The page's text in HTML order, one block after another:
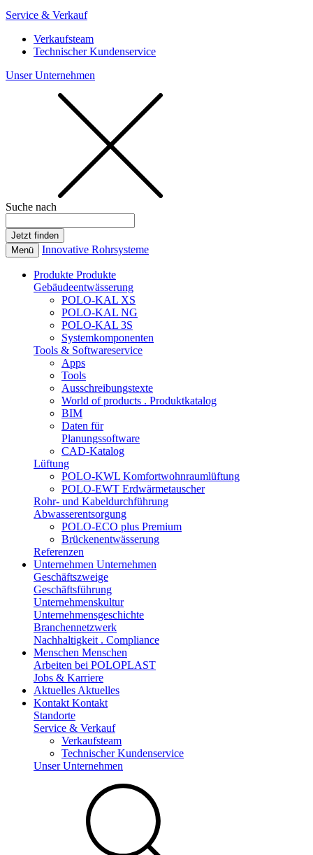
Service & Verkauf
Verkaufsteam
Technischer Kundenservice
Unser Unternehmen
Suche nach
Menü Innovative Rohrsysteme
Produkte Produkte
Gebäudeentwässerung
POLO-KAL XS
POLO-KAL NG
POLO-KAL 3S
Systemkomponenten
Tools & Softwareservice
Apps
Tools
Ausschreibungstexte
World of products . Produktkatalog
BIM
Daten für
Planungssoftware
CAD-Katalog
Lüftung
POLO-KWL Komfortwohnraumlüftung
POLO-EWT Erdwärmetauscher
Rohr- und Kabeldurchführung
Abwasserentsorgung
POLO-ECO plus Premium
Brückenentwässerung
Referenzen
Unternehmen Unternehmen
Geschäftszweige
Geschäftsführung
Unternehmenskultur
Unternehmensgeschichte
Branchennetzwerk
Nachhaltigkeit . Compliance
Menschen Menschen
Arbeiten bei POLOPLAST
Jobs & Karriere
Aktuelles Aktuelles
Kontakt Kontakt
Standorte
Service & Verkauf
Verkaufsteam
Technischer Kundenservice
Unser Unternehmen